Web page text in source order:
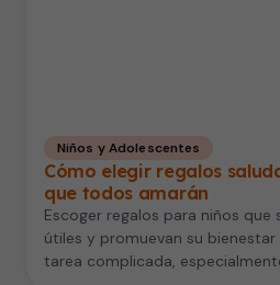
Niños y Adolescentes
Cómo elegir regalos
que todos amarán
Escoger regalos para niños que
útiles y promuevan su
tarea complicada,